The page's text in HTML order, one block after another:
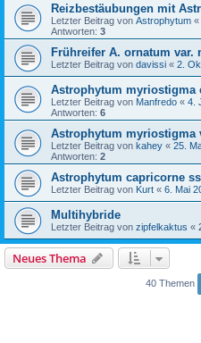
Reizbestäubungen mit
Letzter Beitrag von Astrophytum «
Antworten: 3
Frühreifer A. ornatum var.
Letzter Beitrag von davissi « 2.
Astrophytum myriostigma
Letzter Beitrag von Manfredo « 4.
Antworten: 6
Astrophytum myriostigma
Letzter Beitrag von kahey « 25.
Antworten: 2
Astrophytum capricorne
Letzter Beitrag von Kurt « 6. Mai
Multihybride
Letzter Beitrag von zipfelkaktus «
Neues Thema
40 Themen